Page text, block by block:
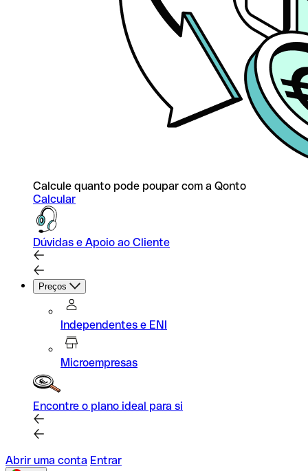
Calcule quanto pode poupar com a Qonto
Calcular
Dúvidas e Apoio ao Cliente
Preços
Independentes e ENI
Microempresas
Encontre o plano ideal para si
Abrir uma conta Entrar